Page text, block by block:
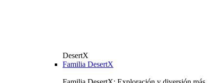
DesertX
Familia DesertX